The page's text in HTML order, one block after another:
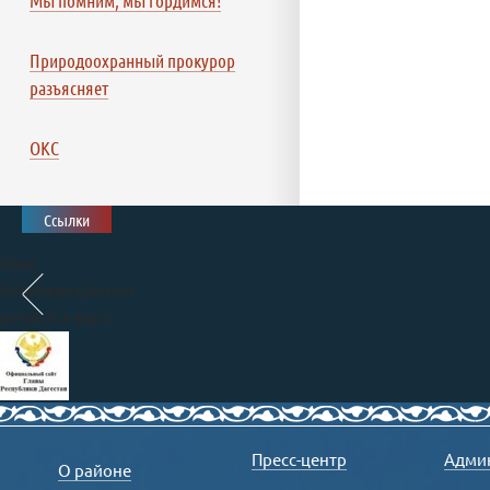
Природоохранный прокурор
разъясняет
ОКС
Ссылки
Республики Дагестан
president.e-dag.ru
Правительство
www.e-dag.ruО районе
Пресс-центр